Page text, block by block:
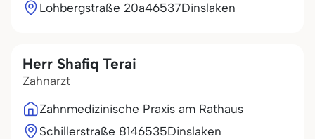
Lohbergstraße 20a46537Dinslaken
Herr Shafiq Terai
Zahnarzt
Zahnmedizinische Praxis am Rathaus
Schillerstraße 8146535Dinslaken